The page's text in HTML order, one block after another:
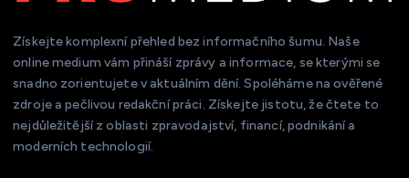
Získejte komplexní přehled bez informačního šumu. Naše
online medium vám přináší zprávy a informace, se kterými se
snadno zorientujete v aktuálním dění. Spoléháme na ověřené
zdroje a pečlivou redakční práci. Získejte jistotu, že čtete to
nejdůležitější z oblasti zpravodajství, financí, podnikání a
moderních technologií.